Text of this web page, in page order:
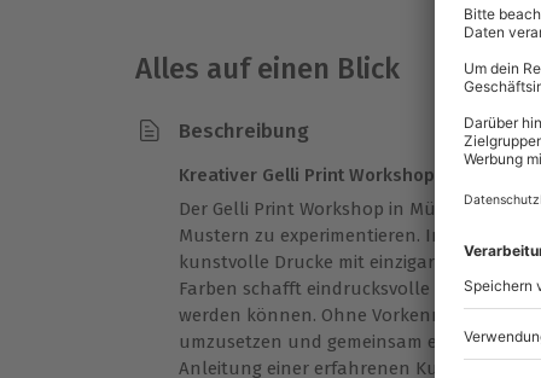
Alles auf einen Blick
Beschreibung
Kreativer Gelli Print Workshop in
Der Gelli Print Workshop in München lädt
Mustern zu experimentieren. In
kunstvolle Drucke mit einzigartigem
Farben schafft eindrucksvolle
werden können. Ohne Vorkenntnisse fällt
umzusetzen und gemeinsam eine
Anleitung einer erfahrenen Kursleiterin